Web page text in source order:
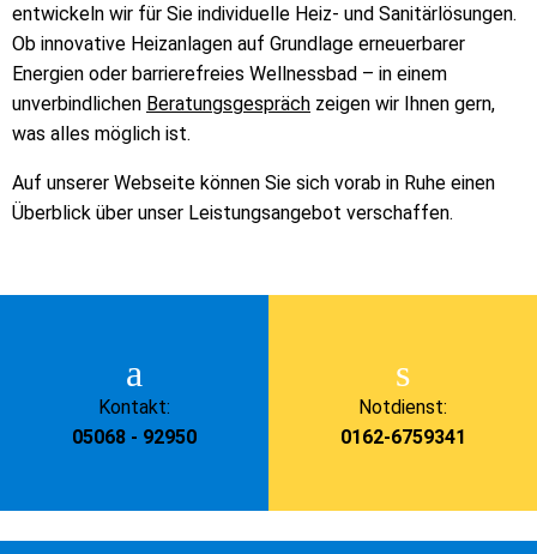
entwickeln wir für Sie individuelle Heiz- und Sanitärlösungen.
Ob innovative Heizanlagen auf Grundlage erneuerbarer
Energien oder barrierefreies Wellnessbad – in einem
unverbindlichen Beratungsgespräch zeigen wir Ihnen gern,
was alles möglich ist.
Auf unserer Webseite können Sie sich vorab in Ruhe einen
Überblick über unser Leistungsangebot verschaffen.
Kontakt:
05068 - 92950
Notdienst:
0162-6759341